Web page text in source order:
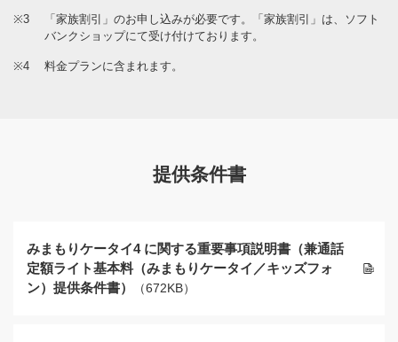
※3
「家族割引」のお申し込みが必要です。「家族割引」は、ソフト
バンクショップにて受け付けております。
※4 料金プランに含まれます。
提供条件書
みまもりケータイ4 に関する重要事項説明書（兼通話
定額ライト基本料（みまもりケータイ／キッズフォ
ン）提供条件書）
（672KB）